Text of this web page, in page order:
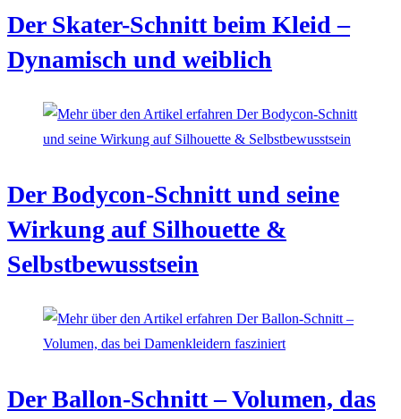
Der Skater-Schnitt beim Kleid –
Dynamisch und weiblich
Der Bodycon-Schnitt und seine
Wirkung auf Silhouette &
Selbstbewusstsein
Der Ballon-Schnitt – Volumen, das